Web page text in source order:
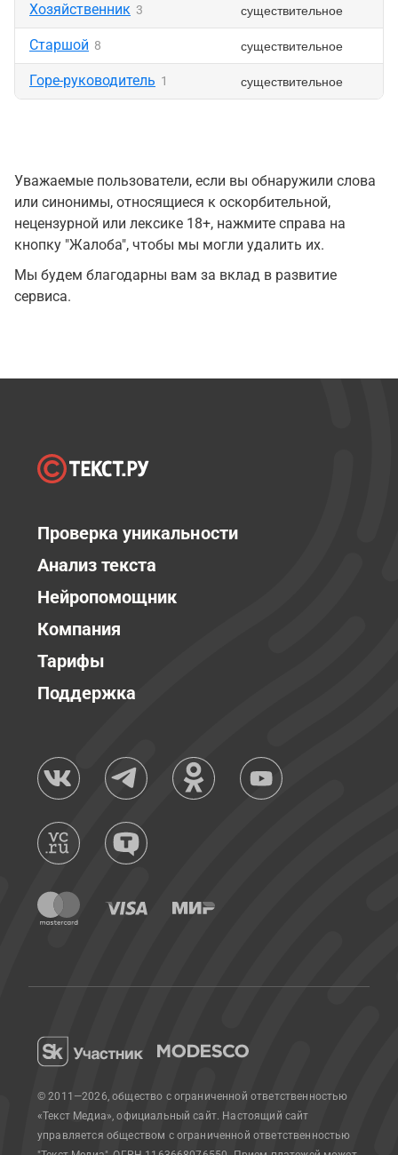
Хозяйственник 3 существительное
Старшой 8 существительное
Горе-руководитель 1 существительное
Уважаемые пользователи, если вы обнаружили слова
или синонимы, относящиеся к оскорбительной,
нецензурной или лексике 18+, нажмите справа на
кнопку "Жалоба", чтобы мы могли удалить их.
Мы будем благодарны вам за вклад в развитие
сервиса.
Проверка уникальности
Анализ текста
Нейропомощник
Компания
Тарифы
Поддержка
© 2011—2026, общество с ограниченной ответственностью
«Текст Медиа», официальный сайт. Настоящий сайт
управляется обществом с ограниченной ответственностью